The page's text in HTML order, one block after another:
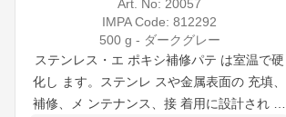
Art. No:20057
IMPA Code:812292
500 g - ダークグレー
ステンレス・エ ポキシ補修パテ は室温で硬
化し ます。ステンレ スや金属表面の 充填、
補修、メ ンテナンス、接 着用に設計され て